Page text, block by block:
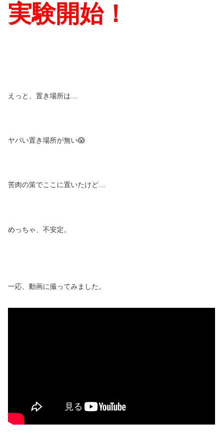
実験開始！
えっと、置き場所は…
ヤバい置き場所が無い😱
苦肉の策でここに置いたけど…
めっちゃ、不安定。
一応、動画に撮ってみました。